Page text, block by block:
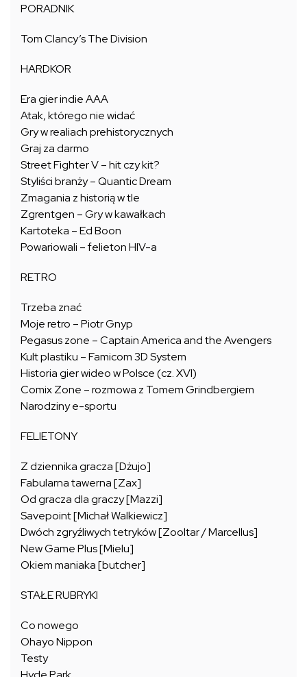
PORADNIK
Tom Clancy’s The Division
HARDKOR
Era gier indie AAA
Atak, którego nie widać
Gry w realiach prehistorycznych
Graj za darmo
Street Fighter V – hit czy kit?
Styliści branży – Quantic Dream
Zmagania z historią w tle
Zgrentgen – Gry w kawałkach
Kartoteka – Ed Boon
Powariowali – felieton HIV-a
RETRO
Trzeba znać
Moje retro – Piotr Gnyp
Pegasus zone – Captain America and the Avengers
Kult plastiku – Famicom 3D System
Historia gier wideo w Polsce (cz. XVI)
Comix Zone – rozmowa z Tomem Grindbergiem
Narodziny e-sportu
FELIETONY
Z dziennika gracza [Dżujo]
Fabularna tawerna [Zax]
Od gracza dla graczy [Mazzi]
Savepoint [Michał Walkiewicz]
Dwóch zgryźliwych tetryków [Zooltar / Marcellus]
New Game Plus [Mielu]
Okiem maniaka [butcher]
STAŁE RUBRYKI
Co nowego
Ohayo Nippon
Testy